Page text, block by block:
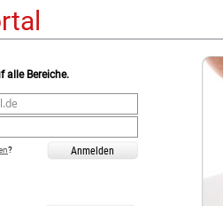
alle Bereiche.
?